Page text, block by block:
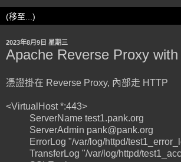
2023年8月9日 星期三
Apache Reverse Proxy
憑證掛在 Reverse Proxy, 內部走 HTTP
<VirtualHost *:443>
ServerName test1.pank.org
ServerAdmin pank@pank.org
ErrorLog "/var/log/httpd/
TransferLog "/var/log/httpd/